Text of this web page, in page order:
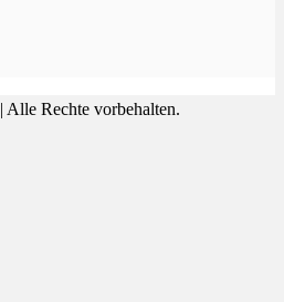
| Alle Rechte vorbehalten.